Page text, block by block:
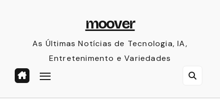
moover
As Últimas Notícias de Tecnologia, IA,
Entretenimento e Variedades